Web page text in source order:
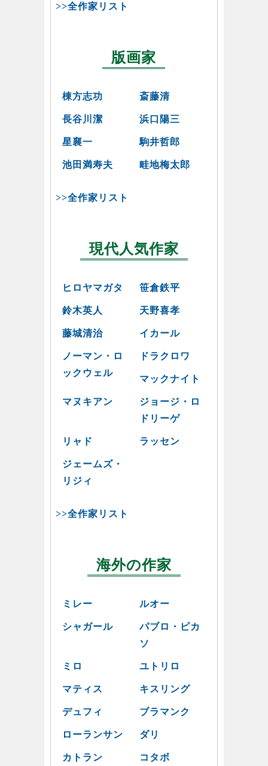
>>全作家リスト
版画家
棟方志功 斎藤清
長谷川潔 浜口陽三
星襄一 駒井哲郎
池田満寿夫 畦地梅太郎
>>全作家リスト
現代人気作家
ヒロヤマガタ 笹倉鉄平
鈴木英人 天野喜孝
藤城清治 イカール
ノーマン・ロ
ックウェル
ドラクロワ
マックナイト
マヌキアン
ジョージ・ロ
ドリーゲ
リャド ラッセン
ジェームズ・
リジィ
>>全作家リスト
海外の作家
ミレー ルオー
シャガール
パブロ・ピカ
ソ
ミロ ユトリロ
マティス キスリング
デュフィ ブラマンク
ローランサン ダリ
カトラン コタボ